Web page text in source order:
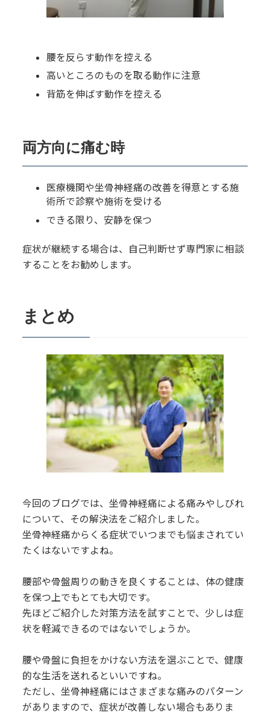
腰を反らす動作を控える
高いところのものを取る動作に注意
背筋を伸ばす動作を控える
両方向に痛む時
医療機関や坐骨神経痛の改善を得意とする施
術所で診察や施術を受ける
できる限り、安静を保つ
症状が継続する場合は、自己判断せず専門家に相談
することをお勧めします。
まとめ
今回のブログでは、坐骨神経痛による痛みやしびれ
について、その解決法をご紹介しました。
坐骨神経痛からくる症状でいつまでも悩まされてい
たくはないですよね。
腰部や骨盤周りの動きを良くすることは、体の健康
を保つ上でもとても大切です。
先ほどご紹介した対策方法を試すことで、少しは症
状を軽減できるのではないでしょうか。
腰や骨盤に負担をかけない方法を選ぶことで、健康
的な生活を送れるといいですね。
ただし、坐骨神経痛にはさまざまな痛みのパターン
がありますので、症状が改善しない場合もありま